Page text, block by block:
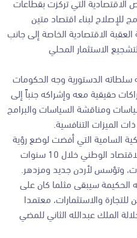
لبناء اقتصاد متين
الاقتصادية الخاصة إلى جانب
الاستثمار المحلي
الدستورية وجه الحكومات
حقيقية معه وإشراكه جنباً إلى
ومناقشة السياسات والبرامج
الميزات التنافسية.
السامية التي أفضت لوضع رؤية
التحديث الاقتصادي لتحدد بوصلة الاقتصاد الوطني خلال 10 سنوات
وتؤسس لأردن جديد ومزدهر.
الحكيمة سيبقى مثلما كان على
والاستثمارات، معتمدا
الملك عبدالله الثاني للمضي